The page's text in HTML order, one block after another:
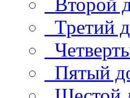
Второй
Третий
Пятый